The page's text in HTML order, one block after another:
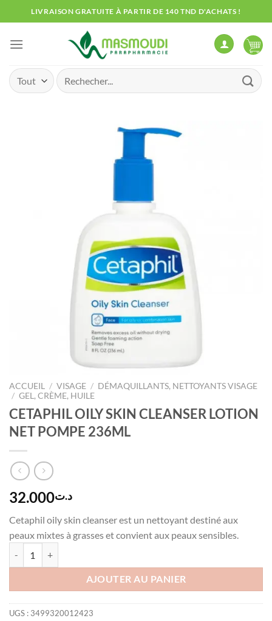
au
contenu
LIVRAISON GRATUITE À PARTIR DE 140 TND D'ACHATS !
Recherche
pour :
ACCUEIL / VISAGE / DÉMAQUILLANTS, NETTOYANTS VISAGE
/ GEL, CRÈME, HUILE
CETAPHIL OILY SKIN CLEANSER LOTION
NET POMPE 236ML
د.ت32.000
Cetaphil oily skin cleanser est un nettoyant destiné aux
peaux mixtes à grasses et convient aux peaux sensibles.
AJOUTER AU PANIER
UGS : 3499320012423